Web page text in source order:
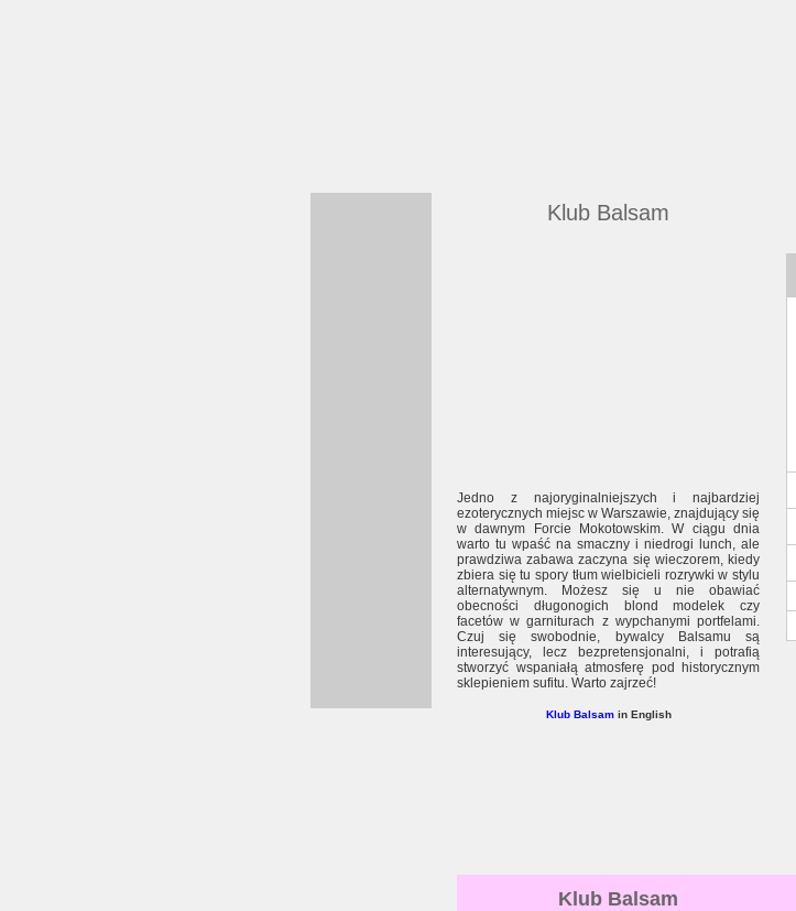
Klub Balsam
Jedno z najoryginalniejszych i najbardziej
ezoterycznych miejsc w Warszawie, znajdujący się
w dawnym Forcie Mokotowskim. W ciągu dnia
warto tu wpaść na smaczny i niedrogi lunch, ale
prawdziwa zabawa zaczyna się wieczorem, kiedy
zbiera się tu spory tłum wielbicieli rozrywki w stylu
alternatywnym. Możesz się u nie obawiać
obecności długonogich blond modelek czy
facetów w garniturach z wypchanymi portfelami.
Czuj się swobodnie, bywalcy Balsamu są
interesujący, lecz bezpretensjonalni, i potrafią
stworzyć wspaniałą atmosferę pod historycznym
sklepieniem sufitu. Warto zajrzeć!
Klub Balsamin English
Klub Balsam